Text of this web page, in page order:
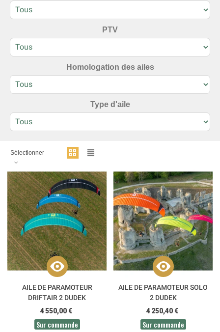
PTV
Homologation des ailes
Type d'aile
Sélectionner
AILE DE PARAMOTEUR
DRIFTAIR 2 DUDEK
4 550,00 €
Sur commande
AILE DE PARAMOTEUR SOLO
2 DUDEK
4 250,40 €
Sur commande